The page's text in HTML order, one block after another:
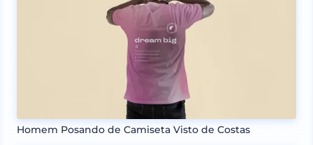
Homem Posando de Camiseta Visto de Costas